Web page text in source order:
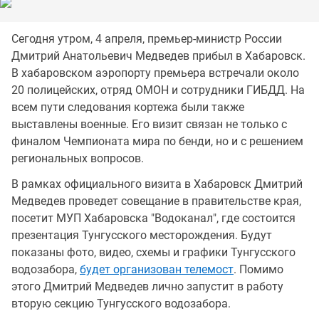
Сегодня утром, 4 апреля, премьер-министр России
Дмитрий Анатольевич Медведев прибыл в Хабаровск.
В хабаровском аэропорту премьера встречали около
20 полицейских, отряд ОМОН и сотрудники ГИБДД. На
всем пути следования кортежа были также
выставлены военные. Его визит связан не только с
финалом Чемпионата мира по бенди, но и с решением
региональных вопросов.
В рамках официального визита в Хабаровск Дмитрий
Медведев проведет совещание в правительстве края,
посетит МУП Хабаровска "Водоканал", где состоится
презентация Тунгусского месторождения. Будут
показаны фото, видео, схемы и графики Тунгусского
водозабора, будет организован телемост. Помимо
этого Дмитрий Медведев лично запустит в работу
вторую секцию Тунгусского водозабора.